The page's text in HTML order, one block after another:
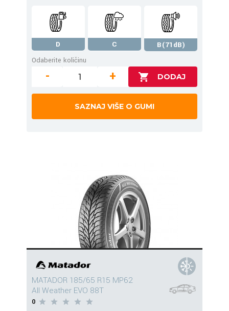
D C
B(71dB)
Odaberite količinu
- +
SAZNAJ VIŠE O GUMI
MATADOR 185/65 R15 MP62
All Weather EVO 88T
0